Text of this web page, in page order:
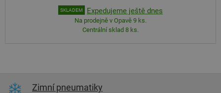
SKLADEM Expedujeme ještě dnes
Na prodejně v Opavě 9 ks.
Centrální sklad 8 ks.
Zimní pneumatiky